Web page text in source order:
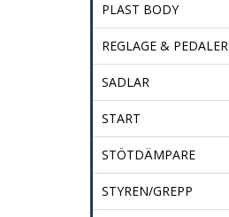
PLAST BODY
REGLAGE & PEDALER
SADLAR
START
STÖTDÄMPARE
STYREN/GREPP